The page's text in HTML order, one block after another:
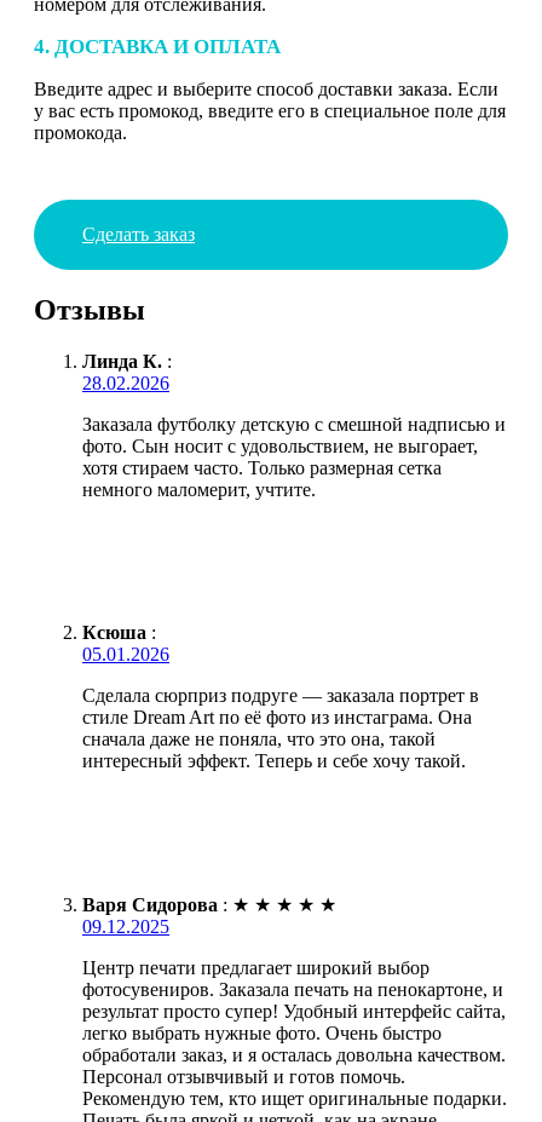
4. ДОСТАВКА И ОПЛАТА
Введите адрес и выберите способ доставки заказа. Если
у вас есть промокод, введите его в специальное поле для
промокода.
Сделать заказ
Отзывы
Линда К. :
28.02.2026
Заказала футболку детскую с смешной надписью и
фото. Сын носит с удовольствием, не выгорает,
хотя стираем часто. Только размерная сетка
немного маломерит, учтите.
Ксюша :
05.01.2026
Сделала сюрприз подруге — заказала портрет в
стиле Dream Art по её фото из инстаграма. Она
сначала даже не поняла, что это она, такой
интересный эффект. Теперь и себе хочу такой.
Варя Сидорова : ★ ★ ★ ★ ★
09.12.2025
Центр печати предлагает широкий выбор
фотосувениров. Заказала печать на пенокартоне, и
результат просто супер! Удобный интерфейс сайта,
легко выбрать нужные фото. Очень быстро
обработали заказ, и я осталась довольна качеством.
Персонал отзывчивый и готов помочь.
Рекомендую тем, кто ищет оригинальные подарки.